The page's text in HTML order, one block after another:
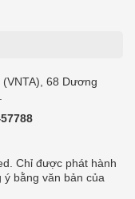
68 Dương
Chỉ được phát hành
ý bằng văn bản của